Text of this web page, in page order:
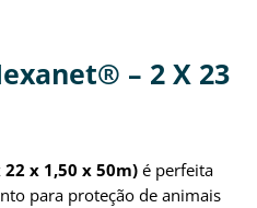
– 2 X 23
x 1,50 x 50m)é perfeita
para proteção de animais